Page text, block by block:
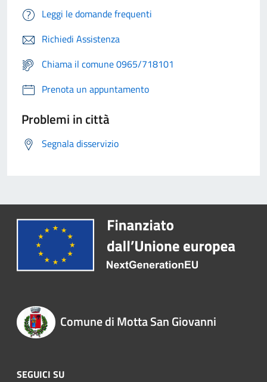
Leggi le domande frequenti
Richiedi Assistenza
Chiama il comune 0965/718101
Prenota un appuntamento
Problemi in città
Segnala disservizio
Comune di Motta San Giovanni
SEGUICI SU